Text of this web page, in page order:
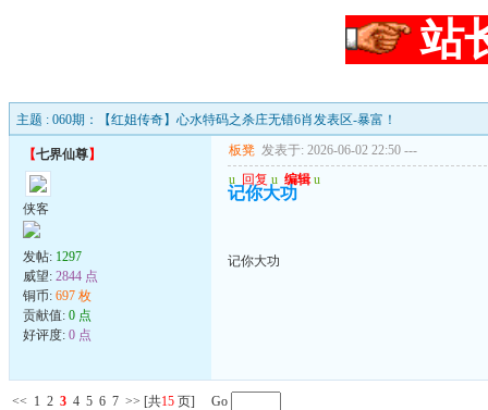
站
主题 : 060期：【红姐传奇】心水特码之杀庄无错6肖发表区-暴富！
【七界仙尊】
侠客
发帖: 1297
威望: 2844 点
铜币: 697 枚
贡献值: 0 点
好评度: 0 点
板凳 发表于: 2026-06-02 22:50 ---
u 回复 u 编辑 u
记你大功
记你大功
<< 1 2 3 4 5 6 7 >> [共15 页] Go